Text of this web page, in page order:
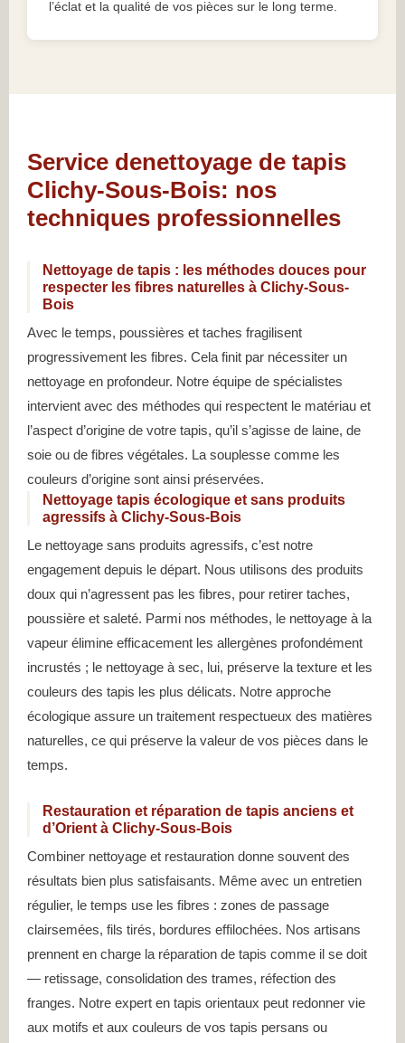
l’éclat et la qualité de vos pièces sur le long terme.
Service denettoyage de tapis
Clichy-Sous-Bois: nos
techniques professionnelles
Nettoyage de tapis : les méthodes douces pour
respecter les fibres naturelles à Clichy-Sous-
Bois
Avec le temps, poussières et taches fragilisent
progressivement les fibres. Cela finit par nécessiter un
nettoyage en profondeur. Notre équipe de spécialistes
intervient avec des méthodes qui respectent le matériau et
l’aspect d’origine de votre tapis, qu’il s’agisse de laine, de
soie ou de fibres végétales. La souplesse comme les
couleurs d’origine sont ainsi préservées.
Nettoyage tapis écologique et sans produits
agressifs à Clichy-Sous-Bois
Le nettoyage sans produits agressifs, c’est notre
engagement depuis le départ. Nous utilisons des produits
doux qui n’agressent pas les fibres, pour retirer taches,
poussière et saleté. Parmi nos méthodes, le nettoyage à la
vapeur élimine efficacement les allergènes profondément
incrustés ; le nettoyage à sec, lui, préserve la texture et les
couleurs des tapis les plus délicats. Notre approche
écologique assure un traitement respectueux des matières
naturelles, ce qui préserve la valeur de vos pièces dans le
temps.
Restauration et réparation de tapis anciens et
d’Orient à Clichy-Sous-Bois
Combiner nettoyage et restauration donne souvent des
résultats bien plus satisfaisants. Même avec un entretien
régulier, le temps use les fibres : zones de passage
clairsemées, fils tirés, bordures effilochées. Nos artisans
prennent en charge la réparation de tapis comme il se doit
— retissage, consolidation des trames, réfection des
franges. Notre expert en tapis orientaux peut redonner vie
aux motifs et aux couleurs de vos tapis persans ou